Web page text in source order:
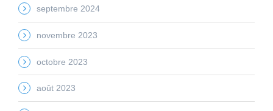
septembre 2024
novembre 2023
octobre 2023
août 2023